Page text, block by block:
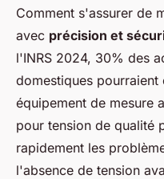
Comment
testeur
?
Aaron•28 décembre 2025
Comment s'assurer de
avec précision et
l'INRS 2024, 30% des
domestiques pourraient
équipement de mesure
pour tension de qualité
rapidement les
l'absence de tension